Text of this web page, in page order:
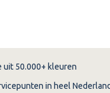
LITER
FLAX
LITER
FLAX
uit 50.000+ kleuren
in heel